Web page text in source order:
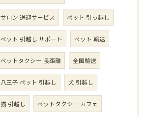
サロン 送迎サービス ペット 引っ越し
ペット 引越し サポート ペット 輸送
ペットタクシー 長距離 全国輸送
八王子 ペット 引越し 犬 引越し
猫 引越し ペットタクシー カフェ